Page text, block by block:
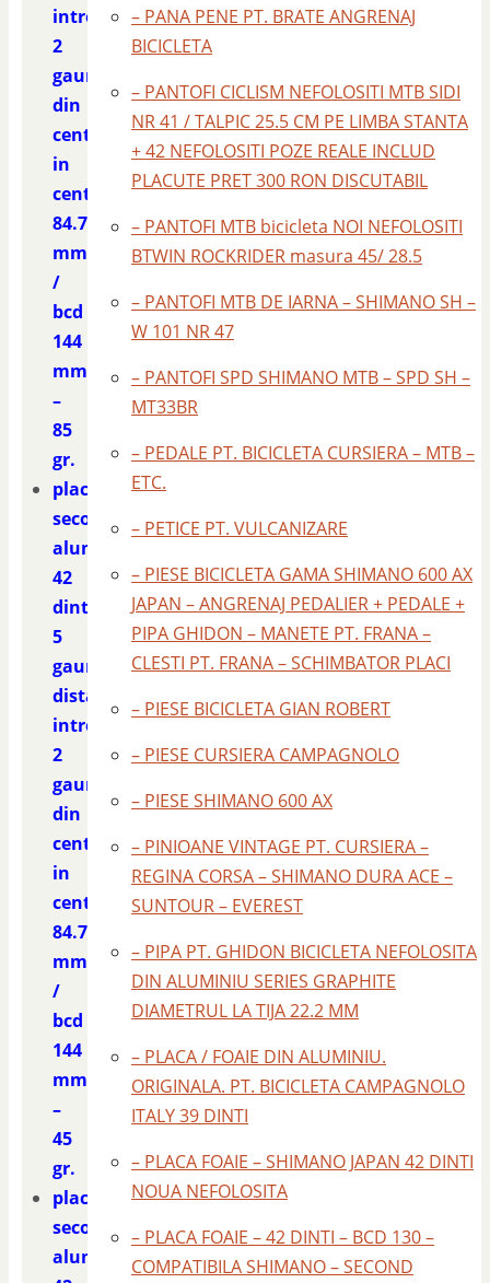
intre
2
gauri
din
centru
in
centru
84.7
mm.
/
bcd
144
mm.
–
85
gr.
placa
second
aluminiu
42
dinti
5
gauri
distanta
intre
2
gauri
din
centru
in
centru
84.7
mm.
/
bcd
144
mm.
–
45
gr.
placa
second
aluminiu
– PANA PENE PT. BRATE ANGRENAJ
BICICLETA
– PANTOFI CICLISM NEFOLOSITI MTB SIDI
NR 41 / TALPIC 25.5 CM PE LIMBA STANTA
+ 42 NEFOLOSITI POZE REALE INCLUD
PLACUTE PRET 300 RON DISCUTABIL
– PANTOFI MTB bicicleta NOI NEFOLOSITI
BTWIN ROCKRIDER masura 45/ 28.5
– PANTOFI MTB DE IARNA – SHIMANO SH –
W 101 NR 47
– PANTOFI SPD SHIMANO MTB – SPD SH –
MT33BR
– PEDALE PT. BICICLETA CURSIERA – MTB –
ETC.
– PETICE PT. VULCANIZARE
– PIESE BICICLETA GAMA SHIMANO 600 AX
JAPAN – ANGRENAJ PEDALIER + PEDALE +
PIPA GHIDON – MANETE PT. FRANA –
CLESTI PT. FRANA – SCHIMBATOR PLACI
– PIESE BICICLETA GIAN ROBERT
– PIESE CURSIERA CAMPAGNOLO
– PIESE SHIMANO 600 AX
– PINIOANE VINTAGE PT. CURSIERA –
REGINA CORSA – SHIMANO DURA ACE –
SUNTOUR – EVEREST
– PIPA PT. GHIDON BICICLETA NEFOLOSITA
DIN ALUMINIU SERIES GRAPHITE
DIAMETRUL LA TIJA 22.2 MM
– PLACA / FOAIE DIN ALUMINIU.
ORIGINALA. PT. BICICLETA CAMPAGNOLO
ITALY 39 DINTI
– PLACA FOAIE – SHIMANO JAPAN 42 DINTI
NOUA NEFOLOSITA
– PLACA FOAIE – 42 DINTI – BCD 130 –
COMPATIBILA SHIMANO – SECOND